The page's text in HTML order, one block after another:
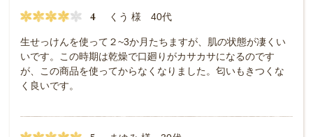
4 くう 様 40代
生せっけんを使って２~3か月たちますが、肌の状態が凄くい
いです。この時期は乾燥で口廻りがカサカサになるのです
が、この商品を使ってからなくなりました。匂いもきつくな
く良いです。